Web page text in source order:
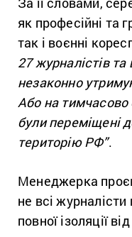
як професійні та
так і воєнні
27 журналістів та
незаконно
Або на тимчасово
були переміщені
територію РФ”.
Менеджерка
не всі
повної ізоляції